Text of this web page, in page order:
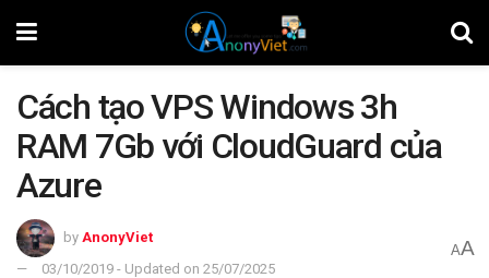
Cách tạo VPS Windows 3h
RAM 7Gb với CloudGuard của
Azure
by AnonyViet
03/10/2019 - Updated on 25/07/2025
AA